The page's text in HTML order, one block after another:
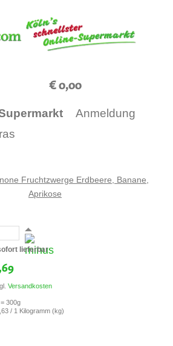
Anmeldung
Fruchtzwerge Erdbeere, Banane,
Aprikose
lieferbar
Versandkosten
300g
/ 1 Kilogramm (kg)